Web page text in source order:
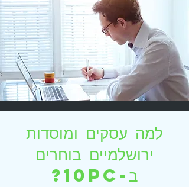
למה עסקים ומוסדות
ירושלמיים בוחרים
ב-10PC?